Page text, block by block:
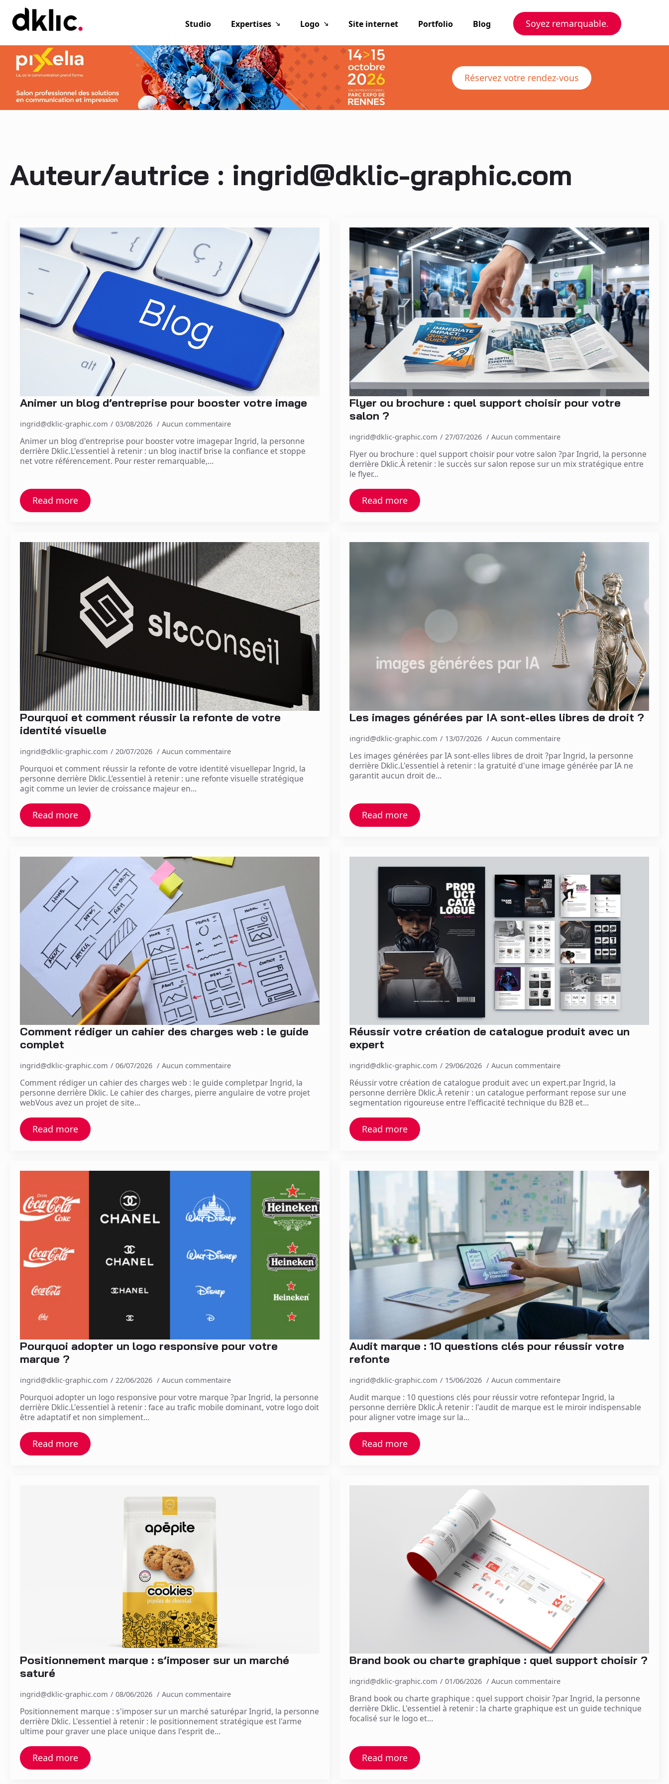
Studio Expertises Logo Site internet Portfolio Blog Soyez remarquable.
Réservez votre rendez-vous
Auteur/autrice : ingrid@dklic-graphic.com
Animer un blog d’entreprise pour booster votre image
ingrid@dklic-graphic.com 03/08/2026 Aucun commentaire
Animer un blog d'entreprise pour booster votre imagepar Ingrid, la personne
derrière Dklic.L'essentiel à retenir : un blog inactif brise la confiance et stoppe
net votre référencement. Pour rester remarquable,…
Read more
Flyer ou brochure : quel support choisir pour votre
salon ?
ingrid@dklic-graphic.com 27/07/2026 Aucun commentaire
Flyer ou brochure : quel support choisir pour votre salon ?par Ingrid, la personne
derrière Dklic.À retenir : le succès sur salon repose sur un mix stratégique entre
le flyer…
Read more
Pourquoi et comment réussir la refonte de votre
identité visuelle
ingrid@dklic-graphic.com 20/07/2026 Aucun commentaire
Pourquoi et comment réussir la refonte de votre identité visuellepar Ingrid, la
personne derrière Dklic.L’essentiel à retenir : une refonte visuelle stratégique
agit comme un levier de croissance majeur en…
Read more
Les images générées par IA sont-elles libres de droit ?
ingrid@dklic-graphic.com 13/07/2026 Aucun commentaire
Les images générées par IA sont-elles libres de droit ?par Ingrid, la personne
derrière Dklic.L'essentiel à retenir : la gratuité d'une image générée par IA ne
garantit aucun droit de…
Read more
Comment rédiger un cahier des charges web : le guide
complet
ingrid@dklic-graphic.com 06/07/2026 Aucun commentaire
Comment rédiger un cahier des charges web : le guide completpar Ingrid, la
personne derrière Dklic. Le cahier des charges, pierre angulaire de votre projet
webVous avez un projet de site…
Read more
Réussir votre création de catalogue produit avec un
expert
ingrid@dklic-graphic.com 29/06/2026 Aucun commentaire
Réussir votre création de catalogue produit avec un expert.par Ingrid, la
personne derrière Dklic.À retenir : un catalogue performant repose sur une
segmentation rigoureuse entre l'efficacité technique du B2B et…
Read more
Pourquoi adopter un logo responsive pour votre
marque ?
ingrid@dklic-graphic.com 22/06/2026 Aucun commentaire
Pourquoi adopter un logo responsive pour votre marque ?par Ingrid, la personne
derrière Dklic.L'essentiel à retenir : face au trafic mobile dominant, votre logo doit
être adaptatif et non simplement…
Read more
Audit marque : 10 questions clés pour réussir votre
refonte
ingrid@dklic-graphic.com 15/06/2026 Aucun commentaire
Audit marque : 10 questions clés pour réussir votre refontepar Ingrid, la
personne derrière Dklic.À retenir : l'audit de marque est le miroir indispensable
pour aligner votre image sur la…
Read more
Positionnement marque : s’imposer sur un marché
saturé
ingrid@dklic-graphic.com 08/06/2026 Aucun commentaire
Positionnement marque : s'imposer sur un marché saturépar Ingrid, la personne
derrière Dklic. L'essentiel à retenir : le positionnement stratégique est l'arme
ultime pour graver une place unique dans l'esprit de…
Read more
Brand book ou charte graphique : quel support choisir ?
ingrid@dklic-graphic.com 01/06/2026 Aucun commentaire
Brand book ou charte graphique : quel support choisir ?par Ingrid, la personne
derrière Dklic. L'essentiel à retenir : la charte graphique est un guide technique
focalisé sur le logo et…
Read more